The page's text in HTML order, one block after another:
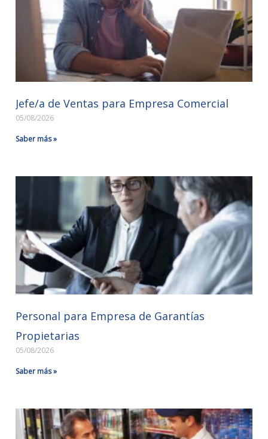
Jefe/a de Ventas para Empresa Comercial
05/08/2026
Saber más »
Personal para Empresa de Garantías
Propietarias
05/08/2026
Saber más »